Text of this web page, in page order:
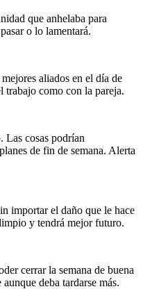
que anhelaba para
o lo lamentará.
aliados en el día de
trabajo como con la pareja.
Las cosas podrían
de fin de semana. Alerta
importar el daño que le hace
y tendrá mejor futuro.
cerrar la semana de buena
deba tardarse más.